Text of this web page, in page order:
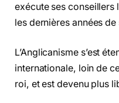
exécute ses conseillers
les dernières années
L’Anglicanisme s’est
internationale, loin de
roi, et est devenu plus